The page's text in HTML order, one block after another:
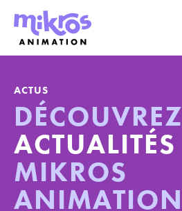
ACTUS
DÉCOUVREZ
ACTUALITÉS
MIKROS
ANIMATION